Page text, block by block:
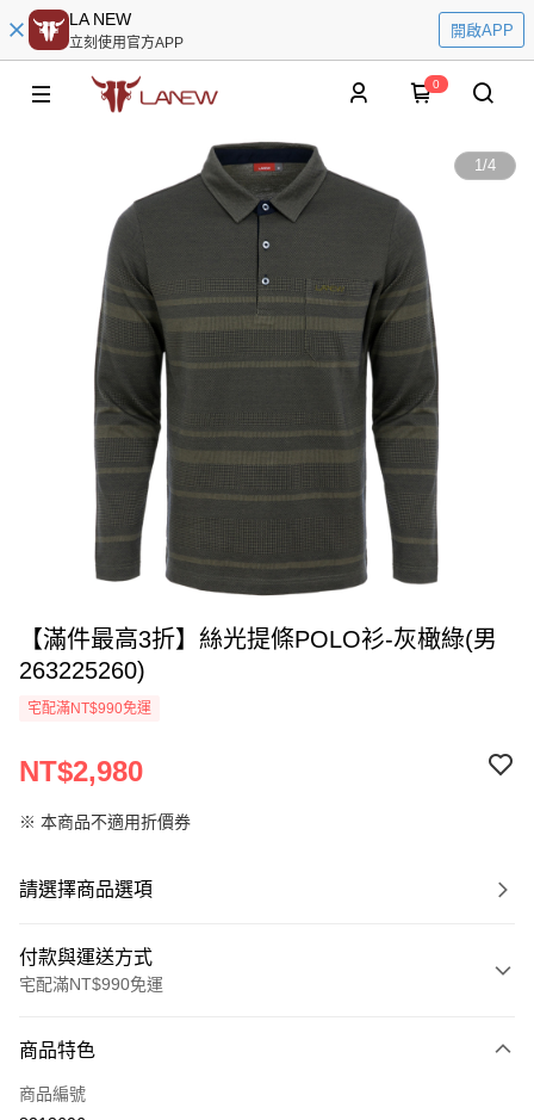
LA NEW
立刻使用官方APP
開啟APP
0
1/4
【滿件最高3折】絲光提條POLO衫-灰橄綠(男
263225260)
宅配滿NT$990免運
NT$2,980
※ 本商品不適用折價券
請選擇商品選項
付款與運送方式
宅配滿NT$990免運
信用卡一次付款
LINE Pay
商品特色
商品編號